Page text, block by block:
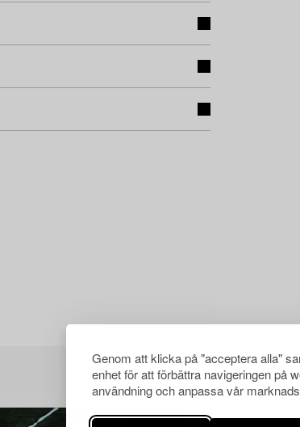
Genom att klicka på "acceptera alla"
enhet för att förbättra navigeringen på
användning och anpassa vår
Andra har